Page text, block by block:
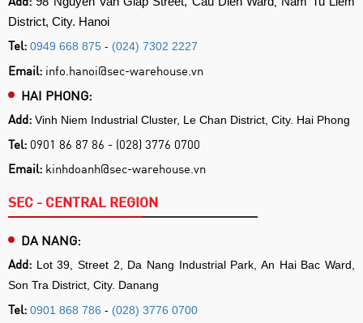
District, City. Hanoi
Tel: 0949 668 875 - (024) 7302 2227
Email: info.hanoi@sec-warehouse.vn
HAI PHONG:
Add: Vinh Niem Industrial Cluster, Le Chan District, City. Hai Phong
Tel: 0901 86 87 86 - (028) 3776 0700
Email: kinhdoanh@sec-warehouse.vn
SEC - CENTRAL REGION
DA NANG:
Add: Lot 39, Street 2, Da Nang Industrial Park, An Hai Bac Ward,
Son Tra District, City. Danang
Tel: 0901 868 786 - (028) 3776 0700